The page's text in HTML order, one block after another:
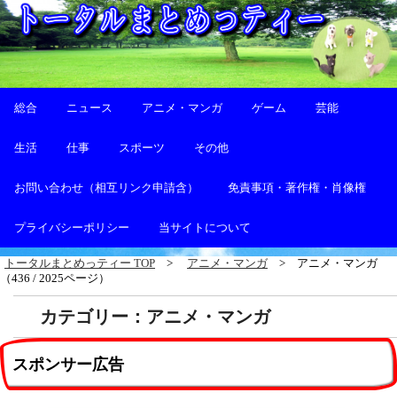
総合 ニュース アニメ・マンガ ゲーム 芸能
生活 仕事 スポーツ その他
お問い合わせ（相互リンク申請含） 免責事項・著作権・肖像権
プライバシーポリシー 当サイトについて
トータルまとめっティー TOP アニメ・マンガ
アニメ・マンガ
（436 / 2025ページ）
カテゴリー：アニメ・マンガ
スポンサー広告